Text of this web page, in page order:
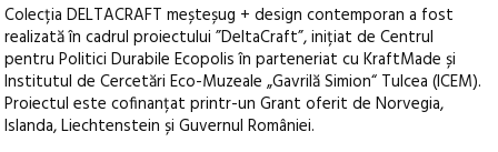
Colecția DELTACRAFT meșteșug + design contemporan a fost
realizată în cadrul proiectului ”DeltaCraft”, inițiat de Centrul
pentru Politici Durabile Ecopolis în parteneriat cu KraftMade și
Institutul de Cercetări Eco-Muzeale „Gavrilă Simion“ Tulcea (ICEM).
Proiectul este cofinanțat printr-un Grant oferit de Norvegia,
Islanda, Liechtenstein și Guvernul României.